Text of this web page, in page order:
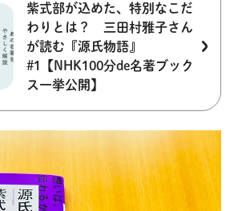
紫式部が込めた、特別なこだ
わりとは？ 三田村雅子さん
が読む『源氏物語』
#1【NHK100分de名著ブック
ス一挙公開】